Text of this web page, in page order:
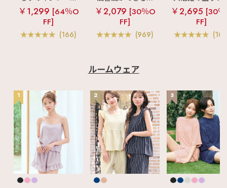
ラ
リッチバスト
ブラトップ (ワイヤ
ー入り)
￥1,299 [64％O
FF]
(166)
ームレスブラ
超
盛ブラ(R) シームレ
ス 単品ブラジャー
￥2,079 [30％O
FF]
(969)
ショートレン
ス ブラトップ 超
ブラ(R) 単品ブ
ャー
￥2,695 [30
FF]
ルームウェア
1 2 3